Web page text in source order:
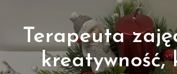
Terapeuta
kreatywność,